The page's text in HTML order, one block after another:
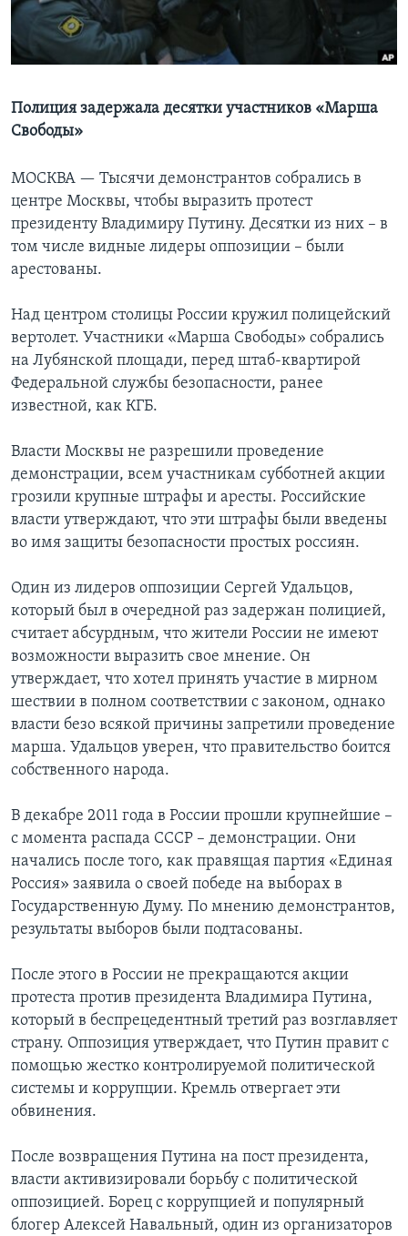
Learning English
Полиция задержала десятки участников «Марша
Cвободы»
МОСКВА — Тысячи демонстрантов собрались в
центре Москвы, чтобы выразить протест
президенту Владимиру Путину. Десятки из них – в
том числе видные лидеры оппозиции – были
арестованы.
Над центром столицы России кружил полицейский
вертолет. Участники «Марша Свободы» собрались
на Лубянской площади, перед штаб-квартирой
Федеральной службы безопасности, ранее
известной, как КГБ.
Власти Москвы не разрешили проведение
демонстрации, всем участникам субботней акции
грозили крупные штрафы и аресты. Российские
власти утверждают, что эти штрафы были введены
во имя защиты безопасности простых россиян.
Один из лидеров оппозиции Сергей Удальцов,
который был в очередной раз задержан полицией,
считает абсурдным, что жители России не имеют
возможности выразить свое мнение. Он
утверждает, что хотел принять участие в мирном
шествии в полном соответствии с законом, однако
власти безо всякой причины запретили проведение
марша. Удальцов уверен, что правительство боится
собственного народа.
В декабре 2011 года в России прошли крупнейшие –
с момента распада СССР – демонстрации. Они
начались после того, как правящая партия «Единая
Россия» заявила о своей победе на выборах в
Государственную Думу. По мнению демонстрантов,
результаты выборов были подтасованы.
После этого в России не прекращаются акции
протеста против президента Владимира Путина,
который в беспрецедентный третий раз возглавляет
страну. Оппозиция утверждает, что Путин правит с
помощью жестко контролируемой политической
системы и коррупции. Кремль отвергает эти
обвинения.
После возвращения Путина на пост президента,
власти активизировали борьбу с политической
оппозицией. Борец с коррупцией и популярный
блогер Алексей Навальный, один из организаторов